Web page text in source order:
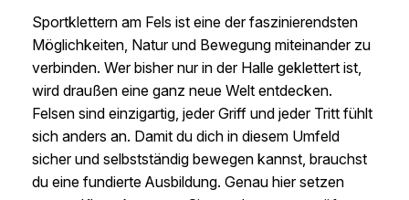
Sportklettern am Fels ist eine der faszinierendsten
Möglichkeiten, Natur und Bewegung miteinander zu
verbinden. Wer bisher nur in der Halle geklettert ist,
wird draußen eine ganz neue Welt entdecken.
Felsen sind einzigartig, jeder Griff und jeder Tritt fühlt
sich anders an. Damit du dich in diesem Umfeld
sicher und selbstständig bewegen kannst, brauchst
du eine fundierte Ausbildung. Genau hier setzen